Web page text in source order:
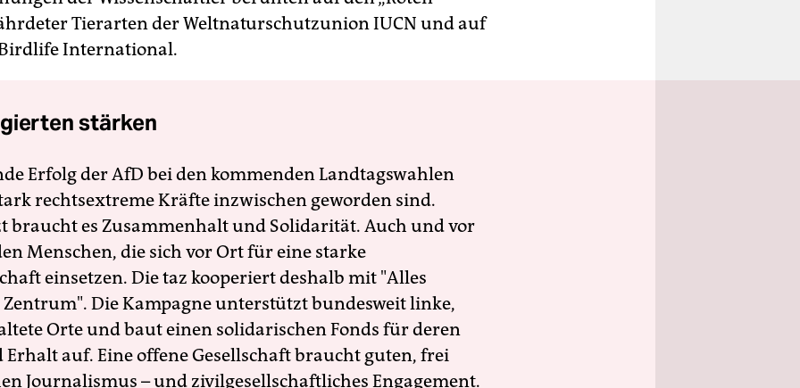
Tierarten der Weltnaturschutzunion IUCN und auf
International.
stärken
Erfolg der AfD bei den kommenden Landtagswahlen
rechtsextreme Kräfte inzwischen geworden sind.
braucht es Zusammenhalt und Solidarität. Auch und vor
Menschen, die sich vor Ort für eine starke
einsetzen. Die taz kooperiert deshalb mit "Alles
Die Kampagne unterstützt bundesweit linke,
Orte und baut einen solidarischen Fonds für deren
Erhalt auf. Eine offene Gesellschaft braucht guten, frei
Journalismus – und zivilgesellschaftliches Engagement.